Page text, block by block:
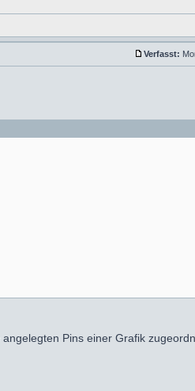
Verfasst:
Pins einer Grafik